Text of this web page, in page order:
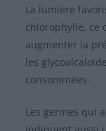
La lumière
chlorophylle, ce
augmenter la
les
consommées.
Les germes qui